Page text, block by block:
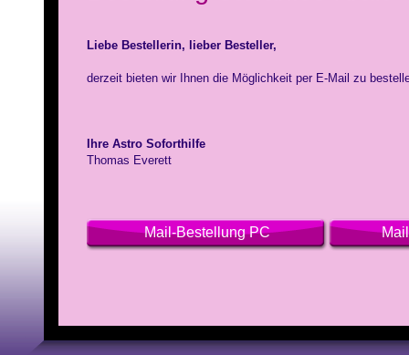
Liebe Bestellerin, lieber Besteller,
derzeit bieten wir Ihnen die Möglichkeit per E-Mail zu
Ihre Astro Soforthilfe
Thomas Everett
Mail-Bestellung PC